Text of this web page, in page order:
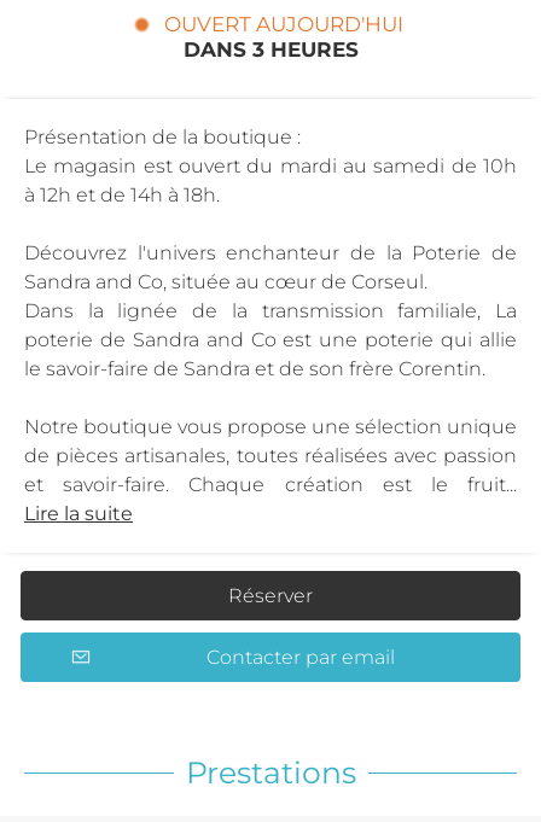
OUVERT AUJOURD'HUI
DANS 3 HEURES
Présentation de la boutique :
Le magasin est ouvert du mardi au samedi de 10h
à 12h et de 14h à 18h.
Découvrez l'univers enchanteur de la Poterie de
Sandra and Co, située au cœur de Corseul.
Dans la lignée de la transmission familiale, La
poterie de Sandra and Co est une poterie qui allie
le savoir-faire de Sandra et de son frère Corentin.
Notre boutique vous propose une sélection unique
de pièces artisanales, toutes réalisées avec passion
et savoir-faire. Chaque création est le fruit...
Lire la suite
Réserver
Contacter par email
Prestations